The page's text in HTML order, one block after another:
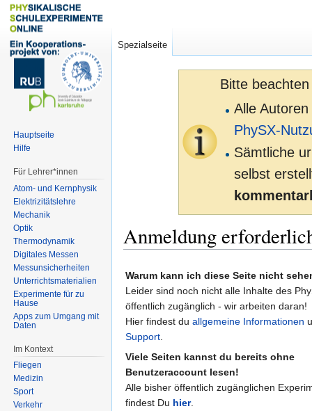
Bitte
Alle
PhySX-
Sämtliche
selbst
Anmeldung
Warum kann ich diese Seite nicht
Leider sind noch nicht alle Inhalte des
öffentlich zugänglich - wir arbeiten daran!
Hier findest du allgemeine Informationen
Support
Viele Seiten kannst du bereits ohne
Benutzeraccount lesen!
Alle bisher öffentlich zugänglichen
findest Du hier.
Spezialseite
Hauptseite
Hilfe
Für Lehrer*innen
Atom- und Kernphysik
Elektrizitätslehre
Mechanik
Optik
Thermodynamik
Digitales Messen
Messunsicherheiten
Unterrichtsmaterialien
Experimente für zu
Hause
Apps zum Umgang mit
Daten
Im Kontext
Fliegen
Medizin
Sport
Verkehr